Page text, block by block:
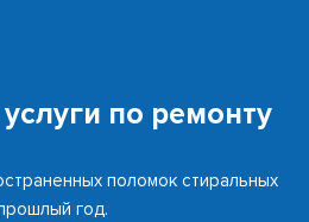
по ремонту
поломок стиральных
год.